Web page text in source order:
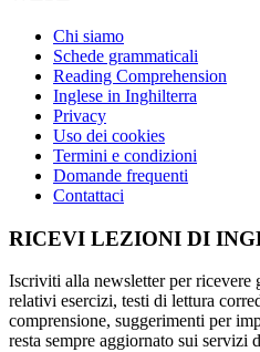
Chi siamo
Schede grammaticali
Reading Comprehension
Inglese in Inghilterra
Privacy
Uso dei cookies
Termini e condizioni
Domande frequenti
Contattaci
RICEVI LEZIONI DI
Iscriviti alla newsletter per ricevere
relativi esercizi, testi di lettura
comprensione, suggerimenti per
resta sempre aggiornato sui servizi